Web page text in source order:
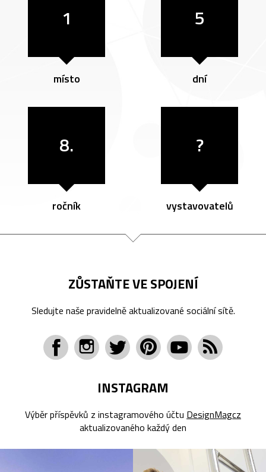
1
místo
5
dní
8.
ročník
?
vystavovatelů
ZŮSTAŇTE VE SPOJENÍ
Sledujte naše pravidelně aktualizované sociální sítě.
INSTAGRAM
Výběr příspěvků z instagramového účtu DesignMagcz
aktualizovaného každý den